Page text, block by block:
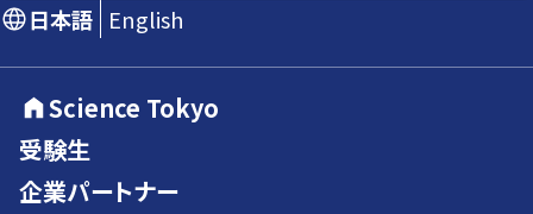
日本語 English
Science Tokyo
受験生
企業パートナー